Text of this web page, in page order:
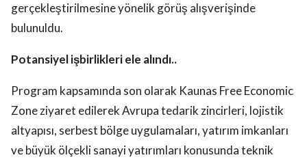
gerçekleştirilmesine yönelik görüş alışverişinde
bulunuldu.
Potansiyel işbirlikleri ele alındı..
Program kapsamında son olarak Kaunas Free Economic
Zone ziyaret edilerek Avrupa tedarik zincirleri, lojistik
altyapısı, serbest bölge uygulamaları, yatırım imkanları
ve büyük ölçekli sanayi yatırımları konusunda teknik